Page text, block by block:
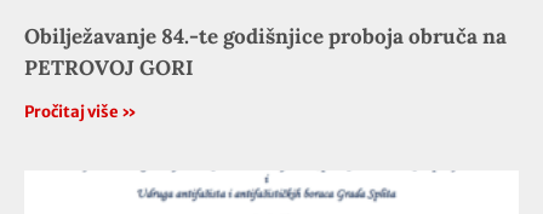
Obilježavanje 84.-te godišnjice proboja obruča na
PETROVOJ GORI
Pročitaj više »